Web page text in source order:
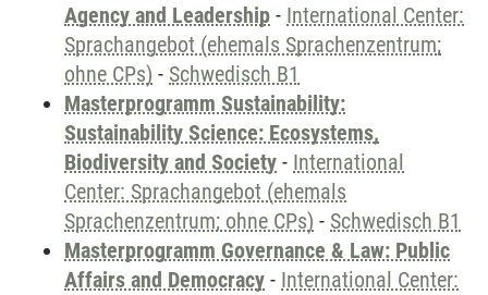
Agency and Leadership - International Center:
Sprachangebot (ehemals Sprachenzentrum;
ohne CPs) - Schwedisch B1
Masterprogramm Sustainability:
Sustainability Science: Ecosystems,
Biodiversity and Society - International
Center: Sprachangebot (ehemals
Sprachenzentrum; ohne CPs) - Schwedisch B1
Masterprogramm Governance & Law: Public
Affairs and Democracy - International Center: